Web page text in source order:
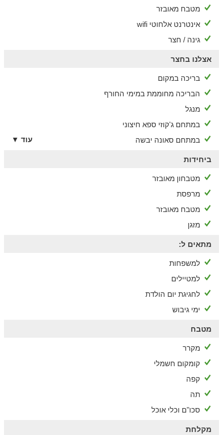
ניתן להזמין ארוחות דרוזיות אותנטיות בתיאום מראש ובתוספת תשלום.
מטבח מאובזר
אינטרנט אלחוטי wifi
גינה / חצר
אצלנו בחצר
בריכה במקום
הבריכה מחוממת במימי החורף
מנגל
במתחם ג'קוזי ספא חיצוני
במתחם סאונה יבשה
עוד ▼
ביחידות
מטבחון מאובזר
מרפסת
מטבח מאובזר
מזגן
מתאים ל:
למשפחות
למטיילים
לחגיגת יום הולדת
ימי גיבוש
מטבח
מקרר
קומקום חשמלי
קפה
תה
סכו"ם וכלי אוכל
מקלחת